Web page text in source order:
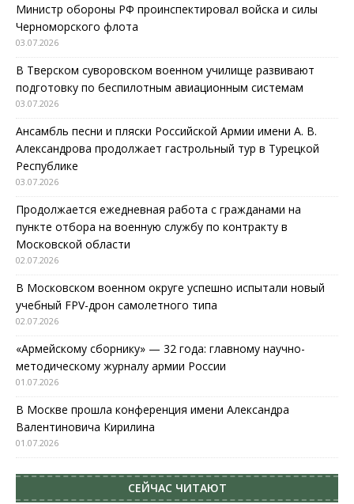
Министр обороны РФ проинспектировал войска и силы
Черноморского флота
03.07.2026
В Тверском суворовском военном училище развивают
подготовку по беспилотным авиационным системам
03.07.2026
Ансамбль песни и пляски Российской Армии имени А. В.
Александрова продолжает гастрольный тур в Турецкой
Республике
03.07.2026
Продолжается ежедневная работа с гражданами на
пункте отбора на военную службу по контракту в
Московской области
02.07.2026
В Московском военном округе успешно испытали новый
учебный FPV-дрон самолетного типа
02.07.2026
«Армейскому сборнику» — 32 года: главному научно-
методическому журналу армии России
01.07.2026
В Москве прошла конференция имени Александра
Валентиновича Кирилина
01.07.2026
СЕЙЧАС ЧИТАЮТ